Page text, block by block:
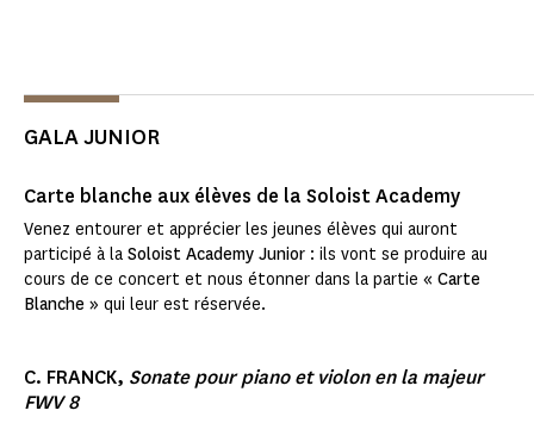
GALA JUNIOR
Carte blanche aux élèves de la Soloist Academy
Venez entourer et apprécier les jeunes élèves qui auront
participé à la Soloist Academy Junior : ils vont se produire au
cours de ce concert et nous étonner dans la partie « Carte
Blanche » qui leur est réservée.
C. FRANCK, Sonate pour piano et violon en la majeur
FWV 8